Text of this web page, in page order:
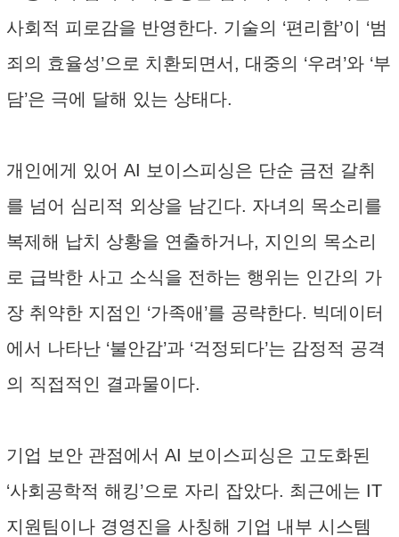
사회적 피로감을 반영한다. 기술의 ‘편리함’이 ‘범
죄의 효율성’으로 치환되면서, 대중의 ‘우려’와 ‘부
담’은 극에 달해 있는 상태다.
개인에게 있어 AI 보이스피싱은 단순 금전 갈취
를 넘어 심리적 외상을 남긴다. 자녀의 목소리를
복제해 납치 상황을 연출하거나, 지인의 목소리
로 급박한 사고 소식을 전하는 행위는 인간의 가
장 취약한 지점인 ‘가족애’를 공략한다. 빅데이터
에서 나타난 ‘불안감’과 ‘걱정되다’는 감정적 공격
의 직접적인 결과물이다.
기업 보안 관점에서 AI 보이스피싱은 고도화된
‘사회공학적 해킹’으로 자리 잡았다. 최근에는 IT
지원팀이나 경영진을 사칭해 기업 내부 시스템